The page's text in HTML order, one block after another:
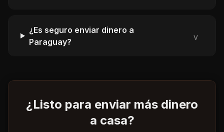
¿Es seguro enviar dinero a
Paraguay?
v
¿Listo para enviar más dinero
a casa?